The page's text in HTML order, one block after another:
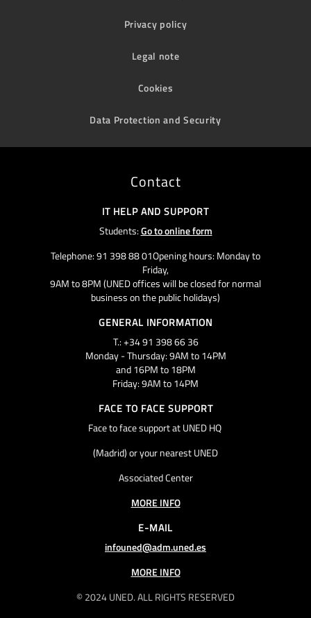
Privacy policy
Legal note
Cookies
Data Protection and Security
© 2024 UNED. ALL RIGHTS RESERVED
Contact
IT HELP AND SUPPORT
Students:Go to online form
Telephone: 91 398 88 01Opening hours: Monday to
Friday,
9AM to 8PM (UNED offices will be closed for normal
business on the public holidays)
GENERAL INFORMATION
T.: +34 91 398 66 36
Monday - Thursday: 9AM to 14PM
and 16PM to 18PM
Friday: 9AM to 14PM
FACE TO FACE SUPPORT
Face to face support at UNED HQ
(Madrid) or your nearest UNED
Associated Center
MORE INFO
E-MAIL
infouned@adm.uned.es
MORE INFO